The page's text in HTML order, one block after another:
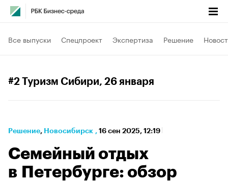
Все выпуски Спецпроект Экспертиза Решение
#2 Туризм Сибири, 26 января
Решение⁠, Новосибирск , 16 сен 2025, 12:19
Семейный отдых
в Петербурге: обзор